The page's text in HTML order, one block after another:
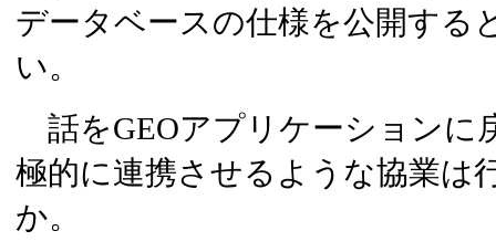
データベースの仕様を公開する
い。
話をGEOアプリケーションに
極的に連携させるような協業は
か。